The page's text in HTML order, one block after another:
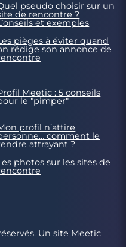
pseudo choisir sur un
de rencontre ?
et exemples
pièges à éviter quand
rédige son annonce de
Meetic : 5 conseils
le "pimper"
profil n’attire
comment le
attrayant ?
photos sur les sites de
Un site Meetic